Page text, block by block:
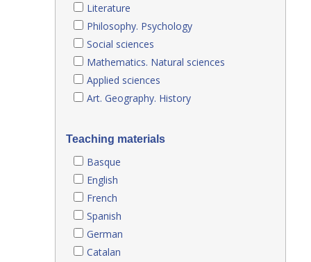
Literature
Philosophy. Psychology
Social sciences
Mathematics. Natural sciences
Applied sciences
Art. Geography. History
Teaching materials
Basque
English
French
Spanish
German
Catalan